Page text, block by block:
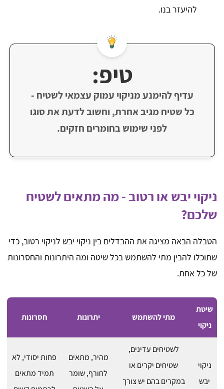
להיעזר בנו.
טיפ:
עדיף להימנע מניקוי עמוק עצמאי לשטיח -
כל שטיח מגיב אחרת, וחשוב לדעת את סוגו
לפני שימוש בחומרים חזקים.
ניקוי יבש או רטוב - מה מתאים לשטיח
שלכם?
הטבלה הבאה מציגה את ההבדלים בין ניקוי יבש לניקוי רטוב, כדי
שתוכלו להבין מתי להשתמש בכל שיטה ומה היתרונות והחסרונות
של כל אחת.
שיטת
ניקוי
מתי להשתמש יתרונות חסרונות
ניקוי
יבש
לשטיחים עדינים,
שטיחים יקרים או
במקרים בהם יש צורך
מהיר, מתאים
לחורף, שומר
פחות יסודי, לא
תמיד מתאים